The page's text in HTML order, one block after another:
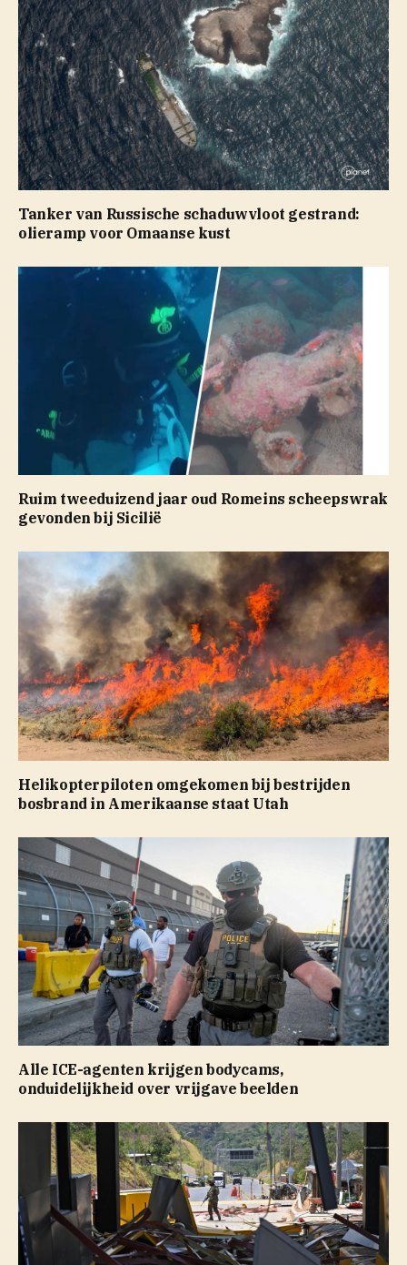
Tanker van Russische schaduwvloot gestrand:
olieramp voor Omaanse kust
Ruim tweeduizend jaar oud Romeins scheepswrak
gevonden bij Sicilië
Helikopterpiloten omgekomen bij bestrijden
bosbrand in Amerikaanse staat Utah
Alle ICE-agenten krijgen bodycams,
onduidelijkheid over vrijgave beelden